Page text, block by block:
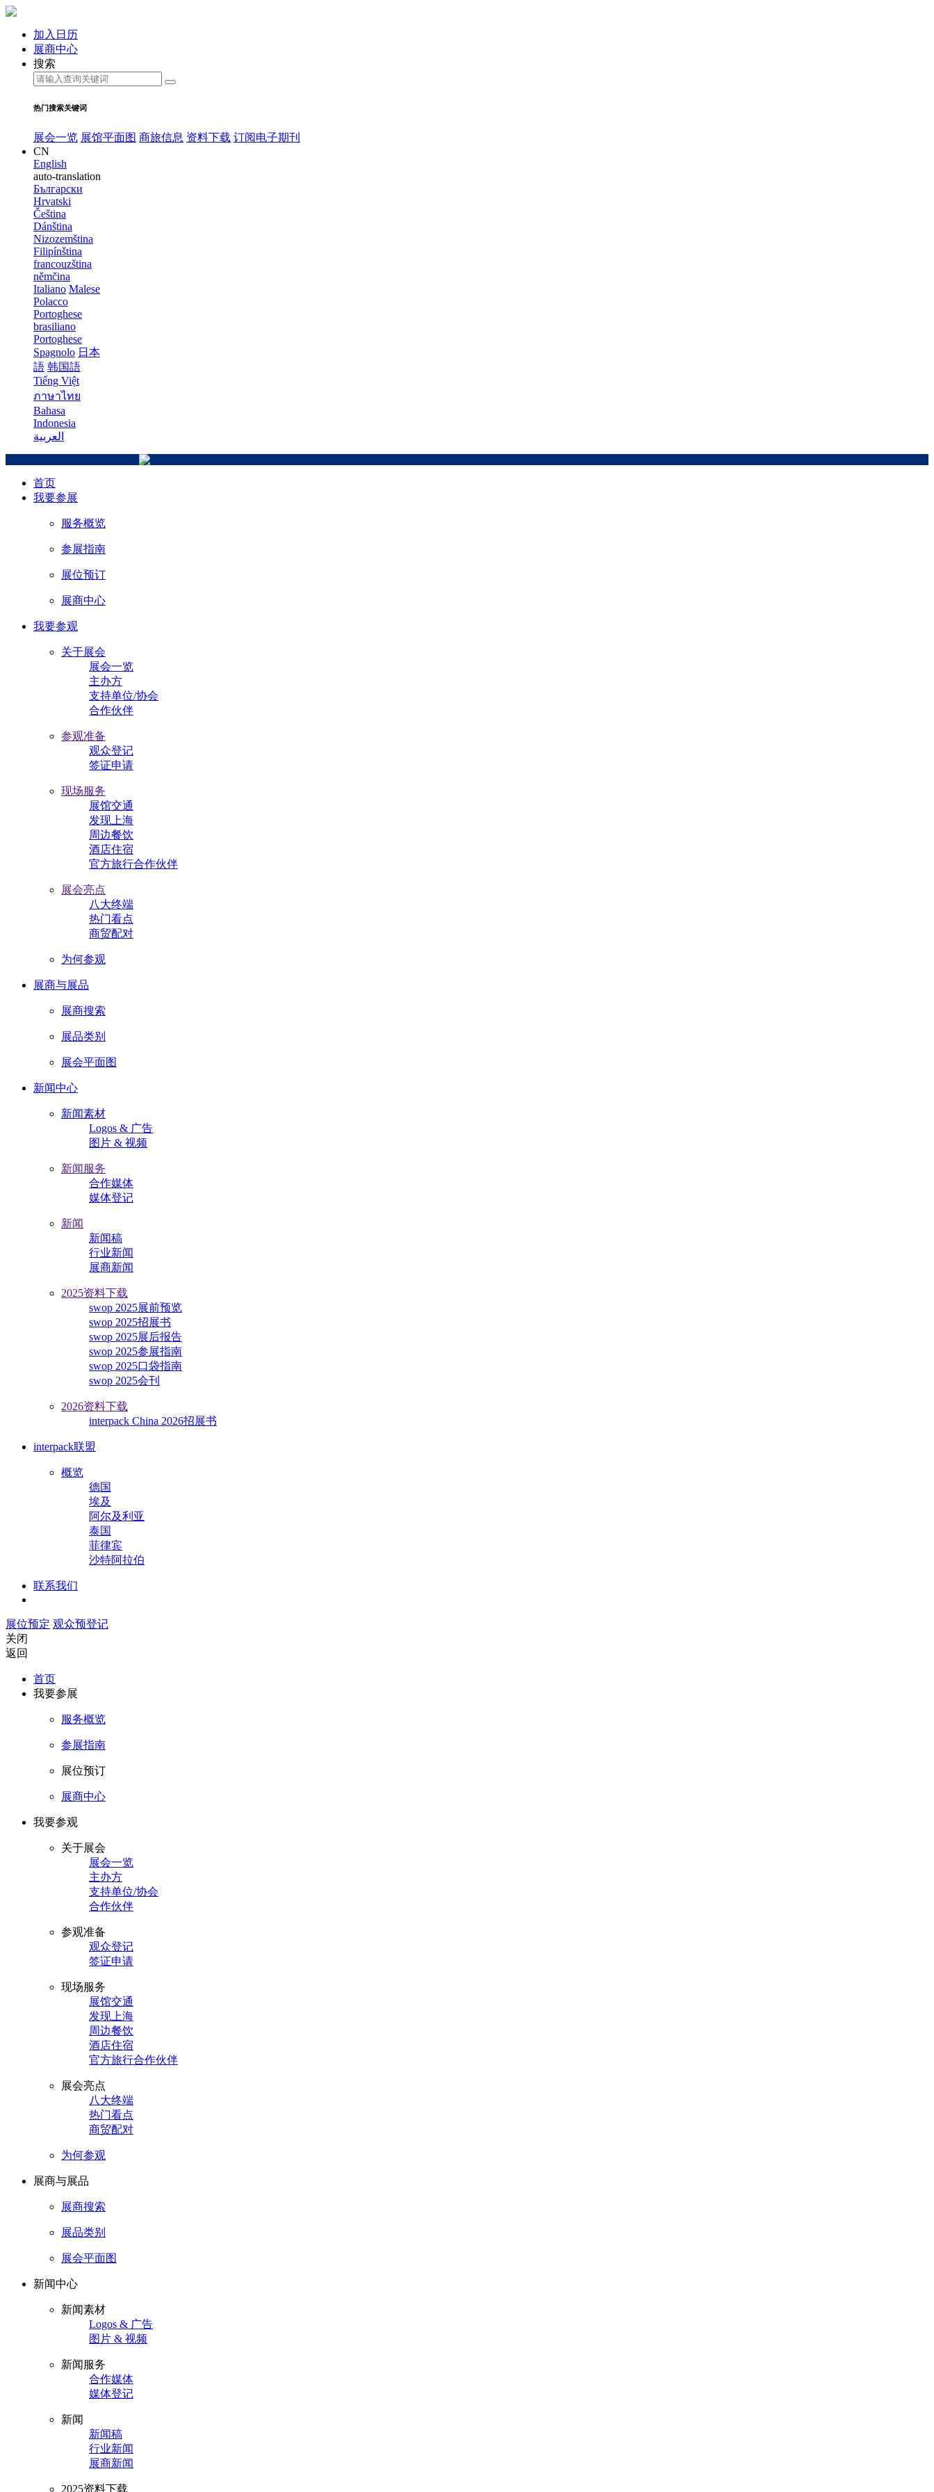
加入日历
展商中心
搜索
热门搜索关键词
展会一览 展馆平面图 商旅信息 资料下载 订阅电子期刊
CN
English
auto-translation
Български
Hrvatski
Čeština
Dánština
Nizozemština
Filipínština
francouzština
němčina
Italiano Malese
Polacco
Portoghese
brasiliano
Portoghese
Spagnolo 日本
語 韩国語
Tiếng Việt
ภาษาไทย
Bahasa
Indonesia
العربية
首页
我要参展
服务概览
参展指南
展位预订
展商中心
我要参观
关于展会
展会一览
主办方
支持单位/协会
合作伙伴
参观准备
观众登记
签证申请
现场服务
展馆交通
发现上海
周边餐饮
酒店住宿
官方旅行合作伙伴
展会亮点
八大终端
热门看点
商贸配对
为何参观
展商与展品
展商搜索
展品类别
展会平面图
新闻中心
新闻素材
Logos & 广告
图片 & 视频
新闻服务
合作媒体
媒体登记
新闻
新闻稿
行业新闻
展商新闻
2025资料下载
swop 2025展前预览
swop 2025招展书
swop 2025展后报告
swop 2025参展指南
swop 2025口袋指南
swop 2025会刊
2026资料下载
interpack China 2026招展书
interpack联盟
概览
德国
埃及
阿尔及利亚
泰国
菲律宾
沙特阿拉伯
联系我们
展位预定 观众预登记
关闭
返回
首页
我要参展
服务概览
参展指南
展位预订
展商中心
我要参观
关于展会
展会一览
主办方
支持单位/协会
合作伙伴
参观准备
观众登记
签证申请
现场服务
展馆交通
发现上海
周边餐饮
酒店住宿
官方旅行合作伙伴
展会亮点
八大终端
热门看点
商贸配对
为何参观
展商与展品
展商搜索
展品类别
展会平面图
新闻中心
新闻素材
Logos & 广告
图片 & 视频
新闻服务
合作媒体
媒体登记
新闻
新闻稿
行业新闻
展商新闻
2025资料下载